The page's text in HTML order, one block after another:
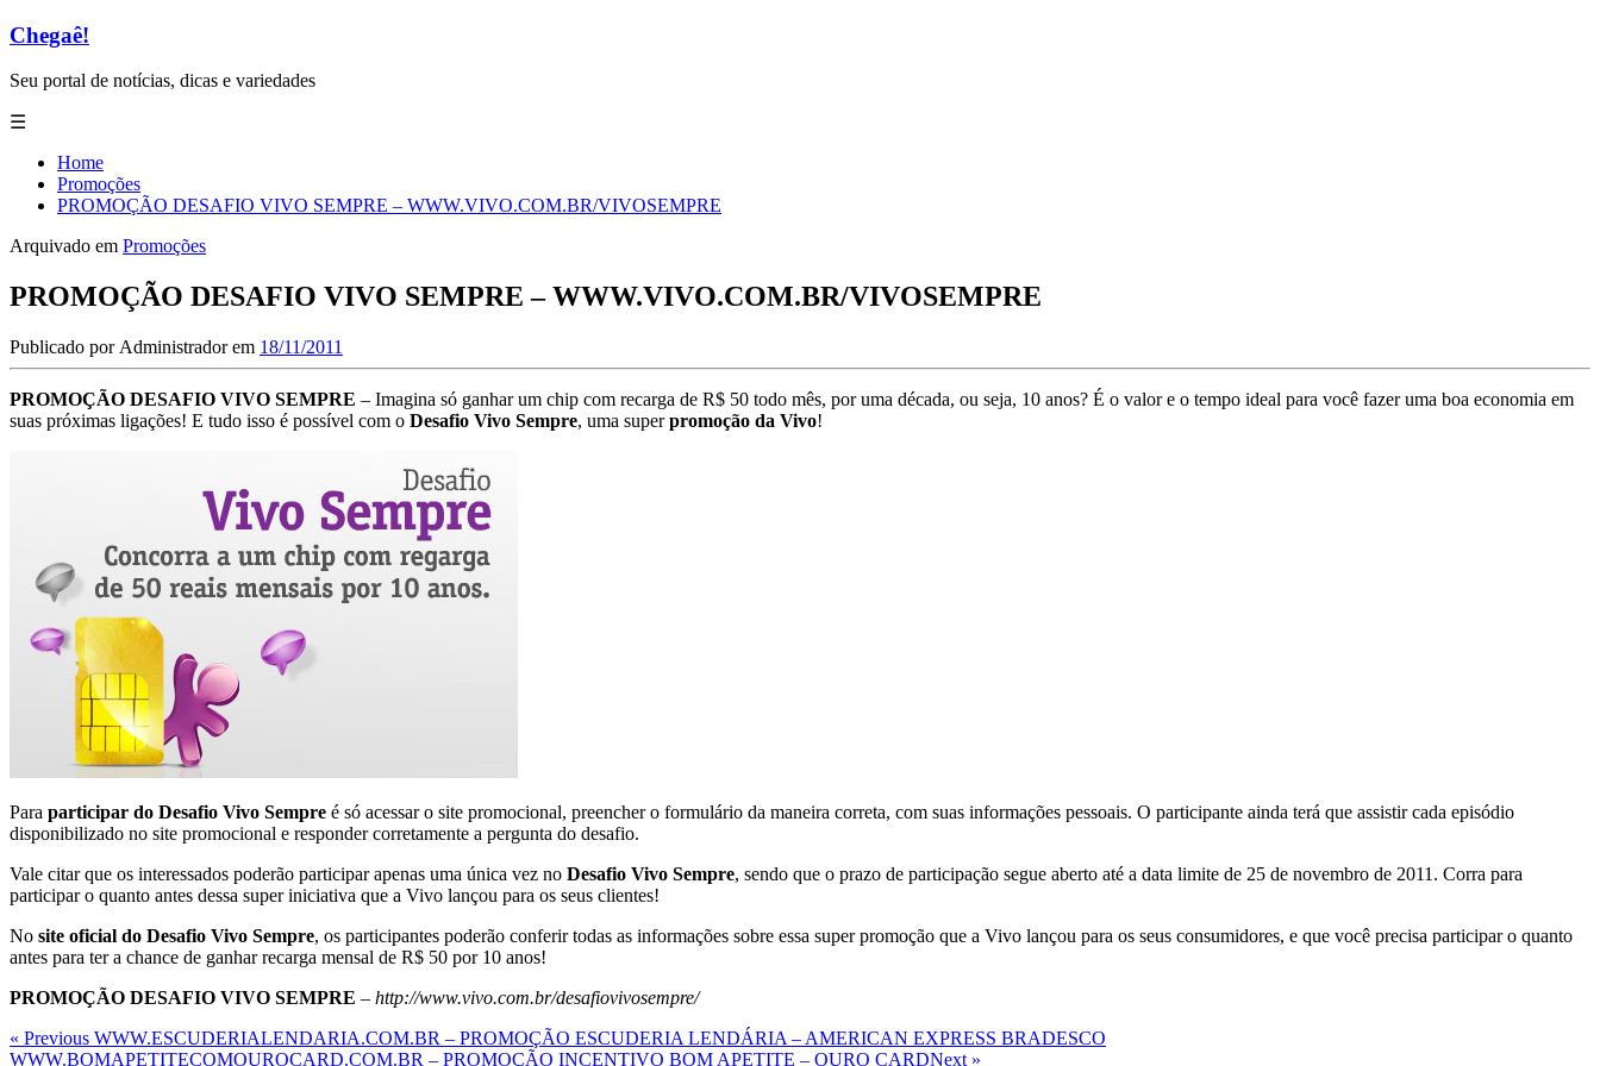
Chegaê!
Seu portal de notícias, dicas e variedades
☰
Home
Promoções
PROMOÇÃO DESAFIO VIVO SEMPRE – WWW.VIVO.COM.BR/VIVOSEMPRE
Arquivado em Promoções
PROMOÇÃO DESAFIO VIVO SEMPRE – WWW.VIVO.COM.BR/VIVOSEMPRE
Publicado por Administradorem 18/11/2011
PROMOÇÃO DESAFIO VIVO SEMPRE – Imagina só ganhar um chip com recarga de R$ 50 todo mês, por uma década, ou seja, 10 anos? É o valor e o tempo ideal para você fazer uma boa economia em
suas próximas ligações! E tudo isso é possível com o Desafio Vivo Sempre, uma superpromoção da Vivo!
Para participar do Desafio Vivo Sempre é só acessar o site promocional, preencher o formulário da maneira correta, com suas informações pessoais. O participante ainda terá que assistir cada episódio
disponibilizado no site promocional e responder corretamente a pergunta do desafio.
Vale citar que os interessados poderão participar apenas uma única vez no Desafio Vivo Sempre, sendo que o prazo de participação segue aberto até a data limite de 25 de novembro de 2011. Corra para
participar o quanto antes dessa super iniciativa que a Vivo lançou para os seus clientes!
No site oficial do Desafio Vivo Sempre, os participantes poderão conferir todas as informações sobre essa super promoção que a Vivo lançou para os seus consumidores, e que você precisa participar o quanto
antes para ter a chance de ganhar recarga mensal de R$ 50 por 10 anos!
PROMOÇÃO DESAFIO VIVO SEMPRE – http://www.vivo.com.br/desafiovivosempre/
Navegação
Previous
Post
« Previous WWW.ESCUDERIALENDARIA.COM.BR – PROMOÇÃO ESCUDERIA LENDÁRIA – AMERICAN EXPRESS BRADESCO
Next
WWW.BOMAPETITECOMOUROCARD.COM.BR – PROMOÇÃO INCENTIVO BOM APETITE – OURO CARDNext »